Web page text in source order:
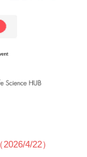
4/22）